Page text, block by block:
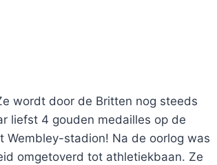
wordt door de Britten nog steeds
liefst 4 gouden medailles op de
stadion! Na de oorlog was
omgetoverd tot athletiekbaan. Ze